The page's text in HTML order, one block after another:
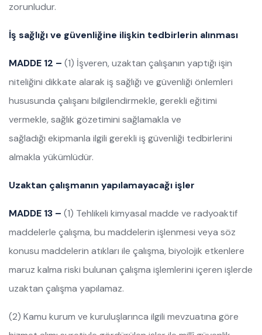
zorunludur.
İş sağlığı ve güvenliğine ilişkin tedbirlerin alınması
MADDE 12 – (1) İşveren, uzaktan çalışanın yaptığı işin
niteliğini dikkate alarak iş sağlığı ve güvenliği önlemleri
hususunda çalışanı bilgilendirmekle, gerekli eğitimi
vermekle, sağlık gözetimini sağlamakla ve
sağladığı ekipmanla ilgili gerekli iş güvenliği tedbirlerini
almakla yükümlüdür.
Uzaktan çalışmanın yapılamayacağı işler
MADDE 13 – (1) Tehlikeli kimyasal madde ve radyoaktif
maddelerle çalışma, bu maddelerin işlenmesi veya söz
konusu maddelerin atıkları ile çalışma, biyolojik etkenlere
maruz kalma riski bulunan çalışma işlemlerini içeren işlerde
uzaktan çalışma yapılamaz.
(2) Kamu kurum ve kuruluşlarınca ilgili mevzuatına göre